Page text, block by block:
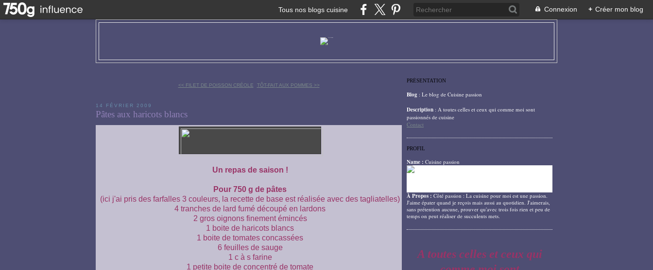
Tous nos blogs cuisine Connexion + Créer mon blog
<< FILET DE POISSON CRÉOLE TÔT-FAIT AUX POMMES >>
14 FÉVRIER 2009
Pâtes aux haricots blancs
Un repas de saison !
Pour 750 g de pâtes
(ici j'ai pris des farfalles 3 couleurs, la recette de base est réalisée avec des tagliatelles)
4 tranches de lard fumé découpé en lardons
2 gros oignons finement émincés
1 boite de haricots blancs
1 boite de tomates concassées
6 feuilles de sauge
1 c à s farine
1 petite boite de concentré de tomate
PRÉSENTATION
Blog : Le blog de Cuisine passion
Description : A toutes celles et ceux qui comme moi sont
passionnés de cuisine
Contact
PROFIL
Name : Cuisine passion
À Propos : Côté passion : La cuisine pour moi est une passion.
J'aime épater quand je reçois mais aussi au quotidien. J'aimerais,
sans prétention aucune, prouver qu'avec trois fois rien et peu de
temps on peut réaliser de succulents mets.
A toutes celles et ceux qui